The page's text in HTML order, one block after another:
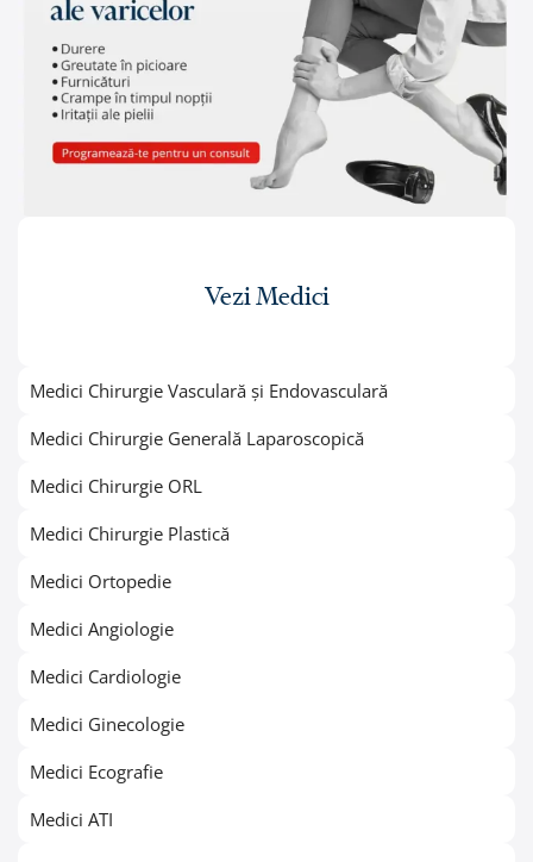
Vezi Medici
Medici Chirurgie Vasculară și Endovasculară
Medici Chirurgie Generală Laparoscopică
Medici Chirurgie ORL
Medici Chirurgie Plastică
Medici Ortopedie
Medici Angiologie
Medici Cardiologie
Medici Ginecologie
Medici Ecografie
Medici ATI